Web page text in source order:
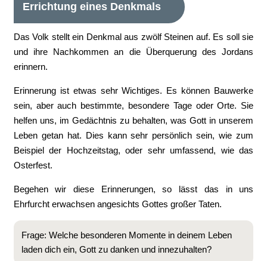
Errichtung eines Denkmals
Das Volk stellt ein Denkmal aus zwölf Steinen auf. Es soll sie
und ihre Nachkommen an die Überquerung des Jordans
erinnern.
Erinnerung ist etwas sehr Wichtiges. Es können Bauwerke
sein, aber auch bestimmte, besondere Tage oder Orte. Sie
helfen uns, im Gedächtnis zu behalten, was Gott in unserem
Leben getan hat. Dies kann sehr persönlich sein, wie zum
Beispiel der Hochzeitstag, oder sehr umfassend, wie das
Osterfest.
Begehen wir diese Erinnerungen, so lässt das in uns
Ehrfurcht erwachsen angesichts Gottes großer Taten.
Frage: Welche besonderen Momente in deinem Leben
laden dich ein, Gott zu danken und innezuhalten?